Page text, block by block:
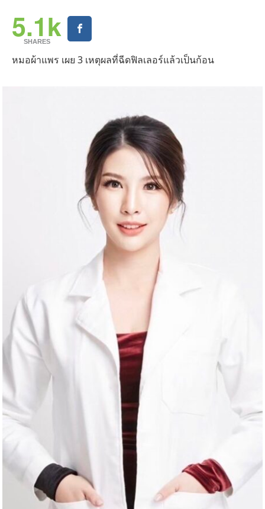
5.1k
SHARES
หมอผ้าแพร เผย 3 เหตุผลที่ฉีดฟิลเลอร์แล้วเป็นก้อน